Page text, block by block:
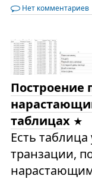
Нет комментариев
Построение
таблицах
Есть
транзации,